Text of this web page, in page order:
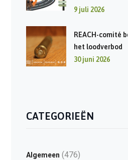
9 juli 2026
REACH-comité
het loodverbod
30 juni 2026
CATEGORIEËN
Algemeen (476)